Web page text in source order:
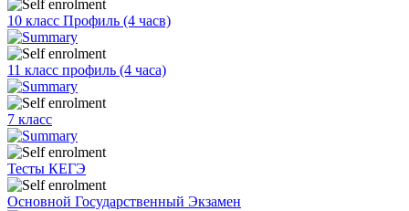
10 класс Профиль (4 часв)
11 класс профиль (4 часа)
7 класс
Тесты КЕГЭ
Основной Государственный Экзамен